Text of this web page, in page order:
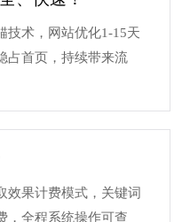
技术，网站优化1-15天
占首页，持续带来流
效果计费模式，关键词
，全程系统操作可查